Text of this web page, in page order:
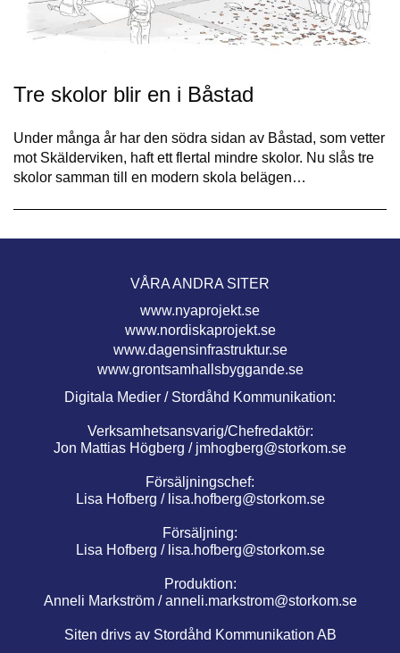
Tre skolor blir en i Båstad
Under många år har den södra sidan av Båstad, som vetter
mot Skälderviken, haft ett flertal mindre skolor. Nu slås tre
skolor samman till en modern skola belägen…
VÅRA ANDRA SITER
www.nyaprojekt.se
www.nordiskaprojekt.se
www.dagensinfrastruktur.se
www.grontsamhallsbyggande.se
Digitala Medier / Stordåhd Kommunikation:
Verksamhetsansvarig/Chefredaktör:
Jon Mattias Högberg / jmhogberg@storkom.se
Försäljningschef:
Lisa Hofberg / lisa.hofberg@storkom.se
Försäljning:
Lisa Hofberg / lisa.hofberg@storkom.se
Produktion:
Anneli Markström /anneli.markstrom@storkom.se
Siten drivs av Stordåhd Kommunikation AB